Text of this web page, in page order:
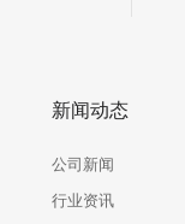
新闻动态
公司新闻
行业资讯